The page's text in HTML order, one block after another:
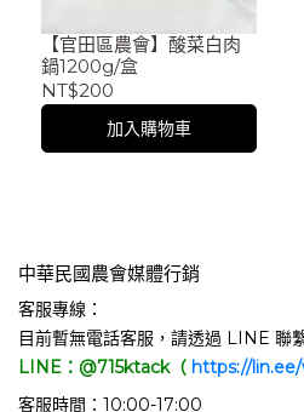
【官田區農會】酸菜白肉
鍋1200g/盒
NT$200
加入購物車
中華民國農會媒體行銷
客服專線：
目前暫無電話客服，請透過 LINE 聯
LINE：@715ktack（ https://
客服時間：10:00-17:00